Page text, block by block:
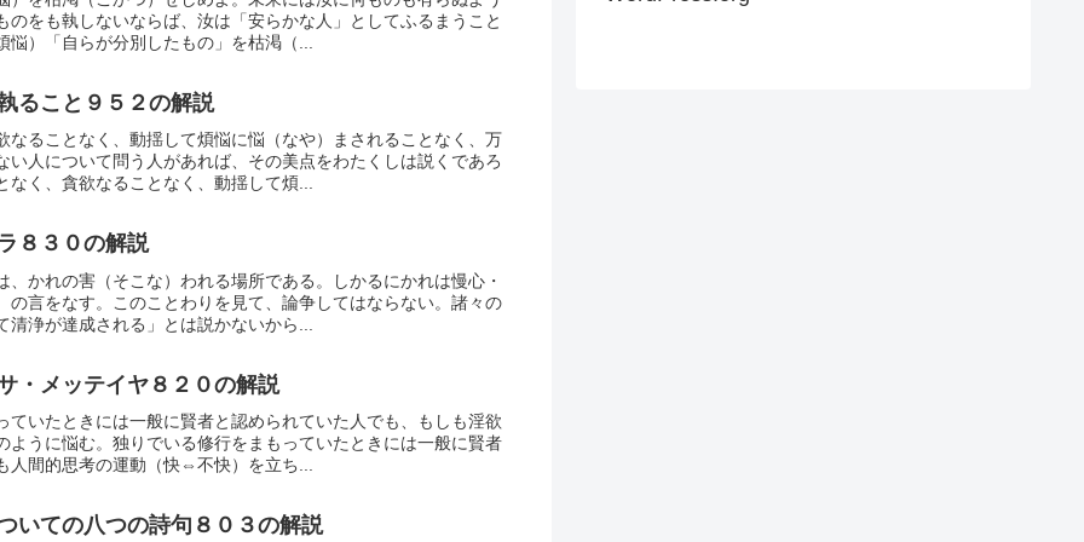
のをも執しないならば、汝は「安らかな人」としてふるまうこと
）「自らが分別したもの」を枯渇（...
ること９５２の解説
ることなく、動揺して煩悩に悩（なや）まされることなく、万
い人について問う人があれば、その美点をわたくしは説くであろ
く、貪欲なることなく、動揺して煩...
８３０の解説
かれの害（そこな）われる場所である。しかるにかれは慢心・
の言をなす。このことわりを見て、論争してはならない。諸々の
浄が達成される」とは説かないから...
メッテイヤ８２０の解説
いたときには一般に賢者と認められていた人でも、もしも淫欲
ように悩む。独りでいる修行をまもっていたときには一般に賢者
人間的思考の運動（快⇔不快）を立ち...
ての八つの詩句８０３の解説